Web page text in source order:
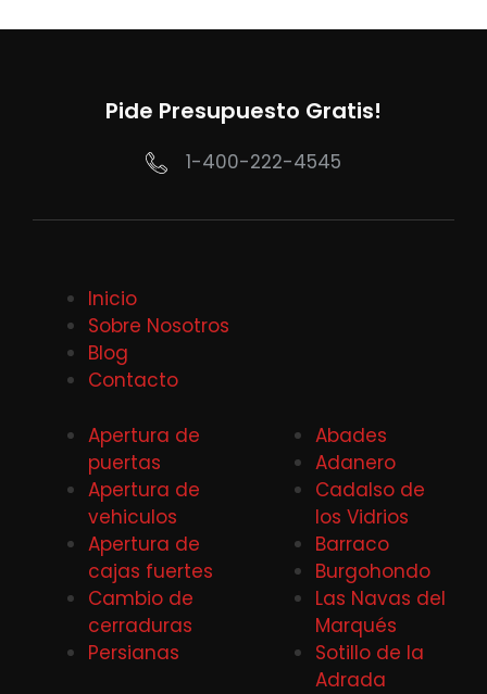
Pide Presupuesto Gratis!
1-400-222-4545
Inicio
Sobre Nosotros
Blog
Contacto
Apertura de
puertas
Apertura de
vehiculos
Apertura de
cajas fuertes
Cambio de
cerraduras
Persianas
Abades
Adanero
Cadalso de
los Vidrios
Barraco
Burgohondo
Las Navas del
Marqués
Sotillo de la
Adrada